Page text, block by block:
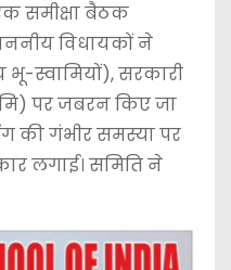
समीक्षा बैठक
विधायकों ने
भू-स्वामियों), सरकारी
पर जबरन किए जा
की गंभीर समस्या पर
लगाई। समिति ने